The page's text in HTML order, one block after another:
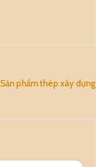
Sản phẩm thép xây dựng